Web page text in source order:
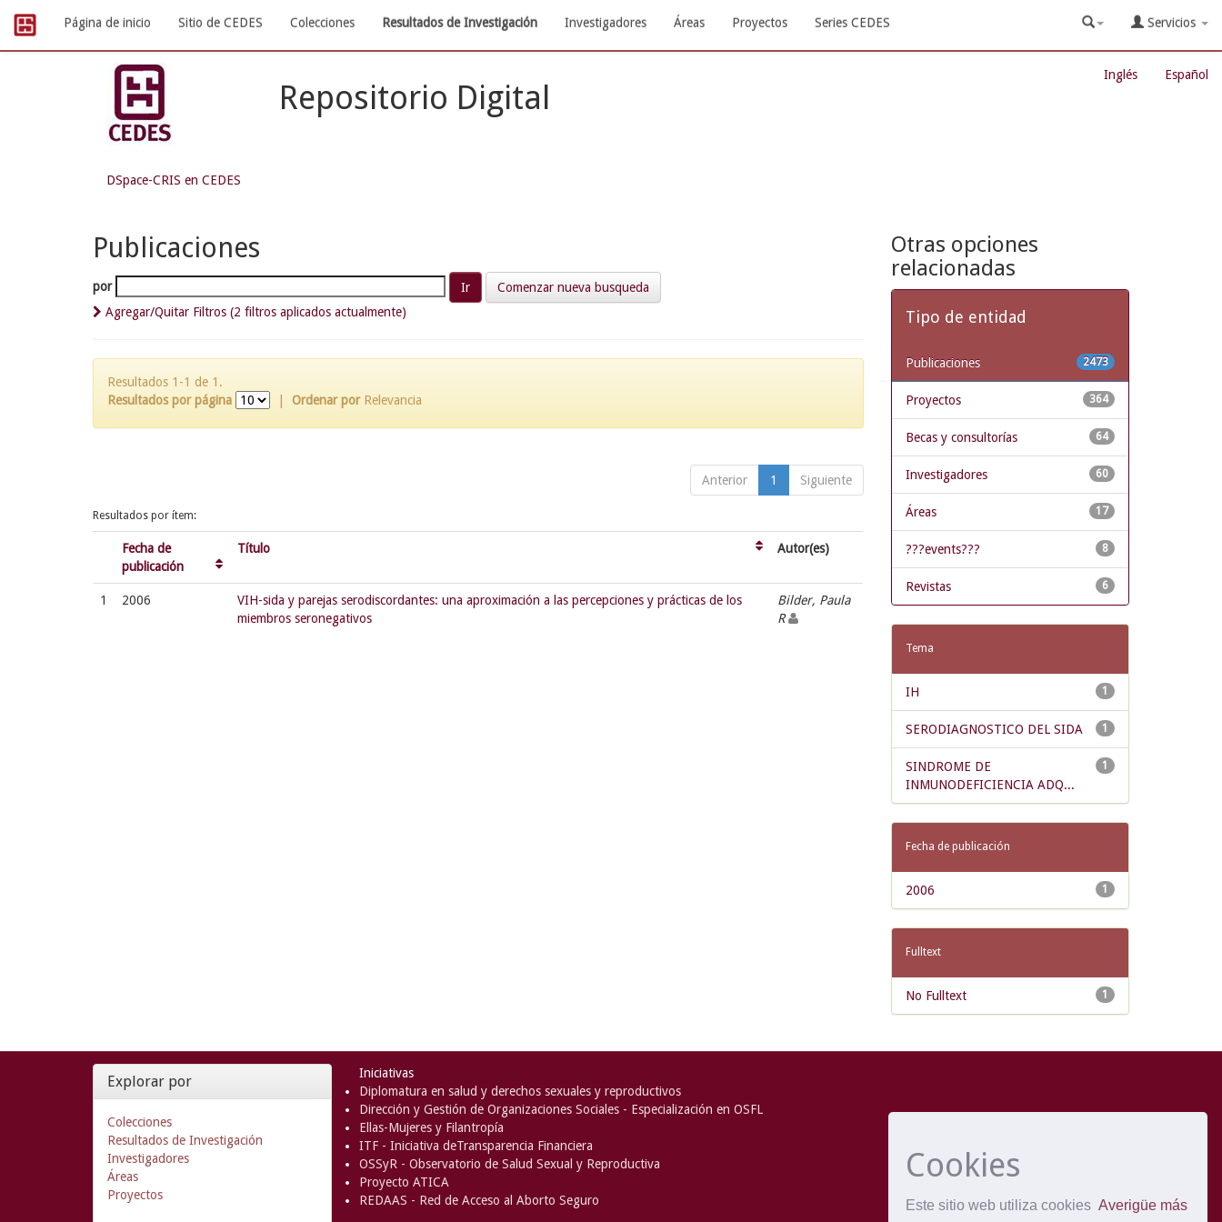
Cookies
Este sitio web utiliza cookies Averigüe más
navigation
Página de inicio Sitio de CEDES Colecciones Resultados de Investigación Investigadores Áreas Proyectos Series CEDES Servicios
Inglés Español
Repositorio Digital
DSpace-CRIS en CEDES
Publicaciones
por
Comenzar nueva busqueda
Agregar/Quitar Filtros (2 filtros aplicados actualmente)
Resultados 1-1 de 1.
Resultados por página
Ordenar por Relevancia
Anterior 1 Siguiente
Resultados por ítem:
Fecha de
publicación
Título Autor(es)
1 2006
VIH-sida y parejas serodiscordantes: una aproximación a las percepciones y prácticas de los
miembros seronegativos
Bilder, Paula
R
Otras opciones
relacionadas
Tipo de entidad
2473
Publicaciones
364
Proyectos
64
Becas y consultorías
60
Investigadores
17
Áreas
8
???events???
6
Revistas
Tema
1
IH
1
SERODIAGNOSTICO DEL SIDA
1
SINDROME DE
INMUNODEFICIENCIA ADQ...
Fecha de publicación
1
2006
Fulltext
1
No Fulltext
Explorar por
Colecciones
Resultados de Investigación
Investigadores
Áreas
Proyectos
Iniciativas
Diplomatura en salud y derechos sexuales y reproductivos
Dirección y Gestión de Organizaciones Sociales - Especialización en OSFL
Ellas-Mujeres y Filantropía
ITF - Iniciativa deTransparencia Financiera
OSSyR - Observatorio de Salud Sexual y Reproductiva
Proyecto ATICA
REDAAS - Red de Acceso al Aborto Seguro